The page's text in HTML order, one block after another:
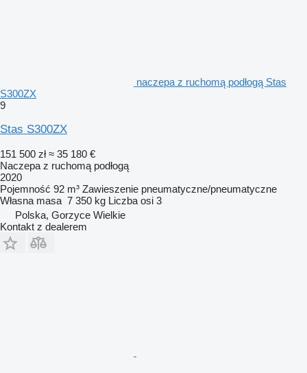
naczepa z ruchomą podłogą Stas
S300ZX
9
Stas S300ZX
151 500 zł ≈ 35 180 €
Naczepa z ruchomą podłogą
2020
Pojemność 92 m³ Zawieszenie pneumatyczne/pneumatyczne
Własna masa 7 350 kg Liczba osi 3
Polska, Gorzyce Wielkie
Kontakt z dealerem